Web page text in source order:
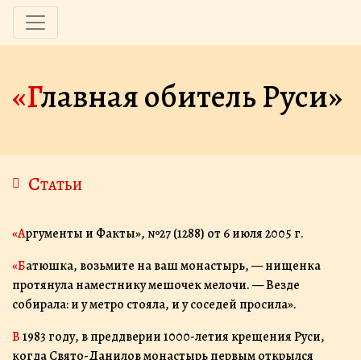
«Главная обитель Руси»
Статьи
«Аргументы и Факты», №27 (1288) от 6 июля 2005 г.
«Батюшка, возьмите на ваш монастырь, — нищенка
протянула наместнику мешочек мелочи. — Везде
собирала: и у метро стояла, и у соседей просила».
В 1983 году, в преддверии 1000-летия крещения Руси,
когда Свято-Данилов монастырь первым открылся